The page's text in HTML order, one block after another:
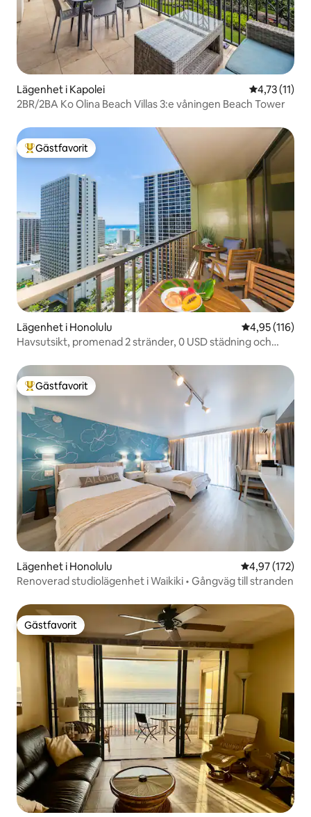
Lägenhet i Kapolei 4,73 av 5 i
4,73 (11)
2BR/2BA Ko Olina Beach Villas 3:e våningen Beach Tower
Populär gästfavorit
Gästfavorit
Lägenhet i Honolulu 4,95 av 5 i
4,95 (116)
Havsutsikt, promenad 2 stränder, 0 USD städning och
Populär gästfavorit
Gästfavorit
Lägenhet i Honolulu 4,97 av 5 i
4,97 (172)
Renoverad studiolägenhet i Waikiki • Gångväg till stranden
Gästfavorit
Gästfavorit